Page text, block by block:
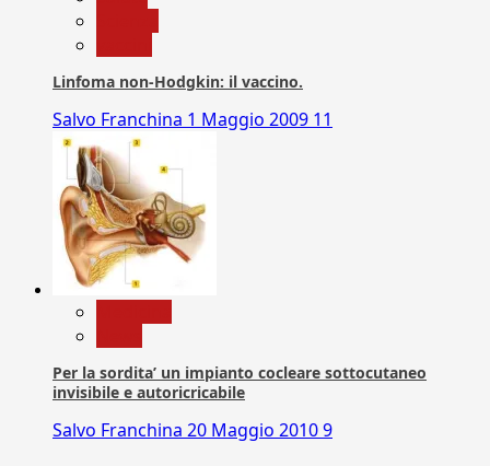
Linfoma non-Hodgkin: il vaccino.
Salvo Franchina 1 Maggio 2009 11
Per la sordita’ un impianto cocleare sottocutaneo
invisibile e autoricricabile
Salvo Franchina 20 Maggio 20109